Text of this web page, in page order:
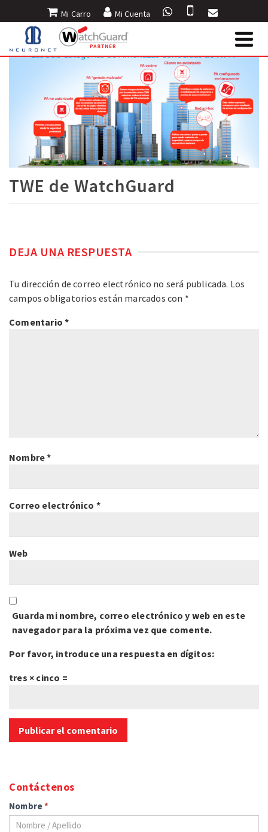
Mi Carro Mi Cuenta
TWE de WatchGuard
DEJA UNA RESPUESTA
Tu dirección de correo electrónico no será publicada. Los
campos obligatorios están marcados con *
Comentario*
Nombre*
Correo electrónico *
Web
Guarda mi nombre, correo electrónico y web en este
navegador para la próxima vez que comente.
Por favor, introduce una respuesta en dígitos:
tres × cinco =
Contáctenos
Nombre*